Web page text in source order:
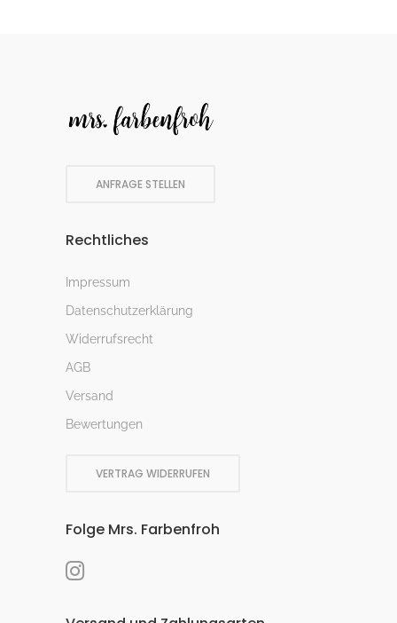
ANFRAGE STELLEN
Rechtliches
Impressum
Datenschutzerklärung
Widerrufsrecht
AGB
Versand
Bewertungen
VERTRAG WIDERRUFEN
Folge Mrs. Farbenfroh